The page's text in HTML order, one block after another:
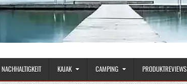
NACHHALTIGKEIT KAJAK CAMPING PRODUKTREVIEWS